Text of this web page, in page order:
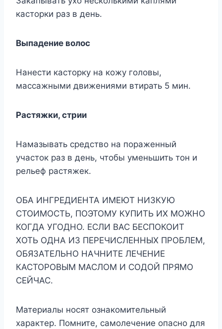
касторки раз в день.
Выпадение волос
Нанести касторку на кожу головы,
массажными движениями втирать 5 мин.
Растяжки, стрии
Намазывать средство на пораженный
участок раз в день, чтобы уменьшить тон и
рельеф растяжек.
ОБА ИНГРЕДИЕНТА ИМЕЮТ НИЗКУЮ
СТОИМОСТЬ, ПОЭТОМУ КУПИТЬ ИХ МОЖНО
КОГДА УГОДНО. ЕСЛИ ВАС БЕСПОКОИТ
ХОТЬ ОДНА ИЗ ПЕРЕЧИСЛЕННЫХ ПРОБЛЕМ,
ОБЯЗАТЕЛЬНО НАЧНИТЕ ЛЕЧЕНИЕ
КАСТОРОВЫМ МАСЛОМ И СОДОЙ ПРЯМО
СЕЙЧАС.
Материалы носят ознакомительный
характер. Помните, самолечение опасно для